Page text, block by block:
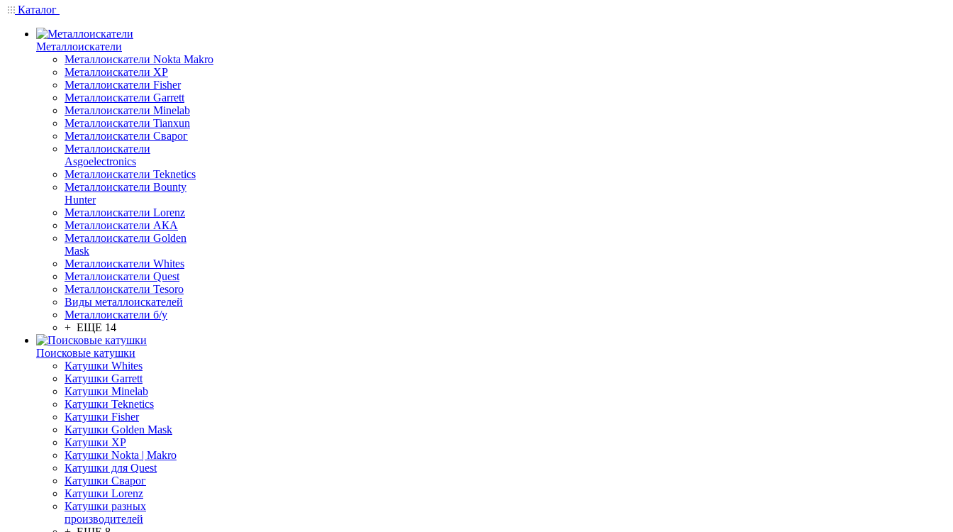
Каталог
Металлоискатели
Металлоискатели Nokta Makro
Металлоискатели XP
Металлоискатели Fisher
Металлоискатели Garrett
Металлоискатели Minelab
Металлоискатели Tianxun
Металлоискатели Сварог
Металлоискатели
Asgoelectronics
Металлоискатели Teknetics
Металлоискатели Bounty
Hunter
Металлоискатели Lorenz
Металлоискатели АКА
Металлоискатели Golden
Mask
Металлоискатели Whites
Металлоискатели Quest
Металлоискатели Tesoro
Виды металлоискателей
Металлоискатели б/у
+ ЕЩЕ 14
Поисковые катушки
Катушки Whites
Катушки Garrett
Катушки Minelab
Катушки Teknetics
Катушки Fisher
Катушки Golden Mask
Катушки XP
Катушки Nokta | Makro
Катушки для Quest
Катушки Сварог
Катушки Lorenz
Катушки разных
производителей